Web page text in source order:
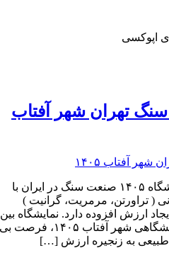
اپوکسی
سنگ تهران شهر آفتاب
نبض تجارت سنگ و اهمیت نمایشگاه ۱۴۰۵ صنعت سنگ در ایران با
( تراورتن، مرمریت، گرانیت )
ارزش افزوده دارد. نمایشگاه بین‌
المللی سنگ در تهران مرکز نمایشگاهی شهر آفتاب ۱۴۰۵، فرصت بی‌
طبیعی به زنجیره ارزش […]